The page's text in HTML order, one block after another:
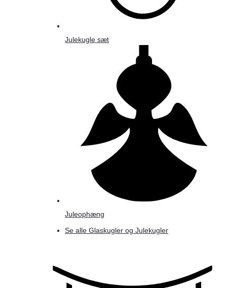
Julekugle sæt
Juleophæng
Se alle Glaskugler og Julekugler